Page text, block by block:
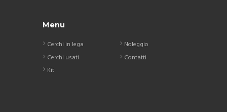
Menu
Cerchi in lega
Cerchi usati
Kit
Noleggio
Contatti